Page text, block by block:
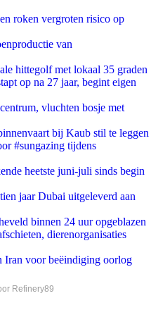
roken vergroten risico op
van
hittegolf met lokaal 35 graden
op na 27 jaar, begint eigen
vluchten bosje met
bij Kaub stil te leggen
#sungazing tijdens
heetste juni-juli sinds begin
jaar Dubai uitgeleverd aan
binnen 24 uur opgeblazen
dierenorganisaties
Iran voor beëindiging oorlog
Refinery89